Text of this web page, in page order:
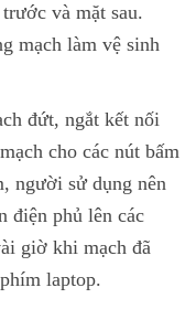
và mặt sau.
mạch làm vệ sinh
đứt, ngắt kết nối
cho các nút bấm
người sử dụng nên
điện phủ lên các
giờ khi mạch đã
laptop.